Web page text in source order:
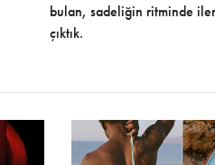
bulan, sadeliğin ritminde
çıktık.